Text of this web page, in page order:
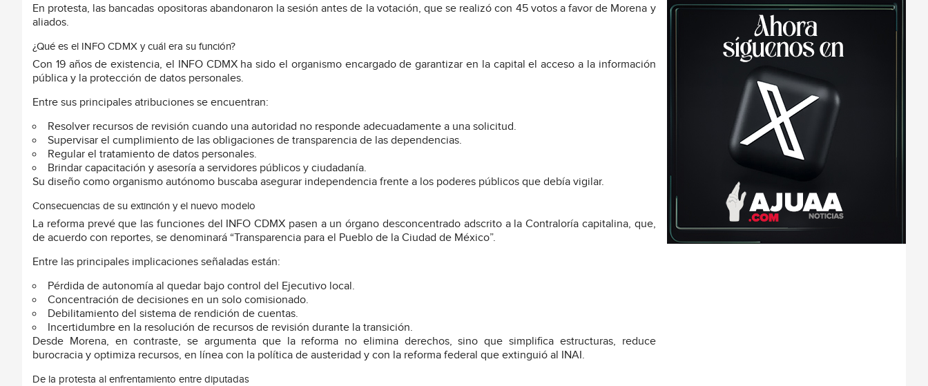
En protesta, las bancadas opositoras abandonaron la sesión antes de la votación, que se realizó con 45 votos a favor de Morena y
aliados.
¿Qué es el INFO CDMX y cuál era su función?
Con 19 años de existencia, el INFO CDMX ha sido el organismo encargado de garantizar en la capital el acceso a la información
pública y la protección de datos personales.
Entre sus principales atribuciones se encuentran:
Resolver recursos de revisión cuando una autoridad no responde adecuadamente a una solicitud.
Supervisar el cumplimiento de las obligaciones de transparencia de las dependencias.
Regular el tratamiento de datos personales.
Brindar capacitación y asesoría a servidores públicos y ciudadanía.
Su diseño como organismo autónomo buscaba asegurar independencia frente a los poderes públicos que debía vigilar.
Consecuencias de su extinción y el nuevo modelo
La reforma prevé que las funciones del INFO CDMX pasen a un órgano desconcentrado adscrito a la Contraloría capitalina, que,
de acuerdo con reportes, se denominará “Transparencia para el Pueblo de la Ciudad de México”.
Entre las principales implicaciones señaladas están:
Pérdida de autonomía al quedar bajo control del Ejecutivo local.
Concentración de decisiones en un solo comisionado.
Debilitamiento del sistema de rendición de cuentas.
Incertidumbre en la resolución de recursos de revisión durante la transición.
Desde Morena, en contraste, se argumenta que la reforma no elimina derechos, sino que simplifica estructuras, reduce
burocracia y optimiza recursos, en línea con la política de austeridad y con la reforma federal que extinguió al INAI.
De la protesta al enfrentamiento entre diputadas